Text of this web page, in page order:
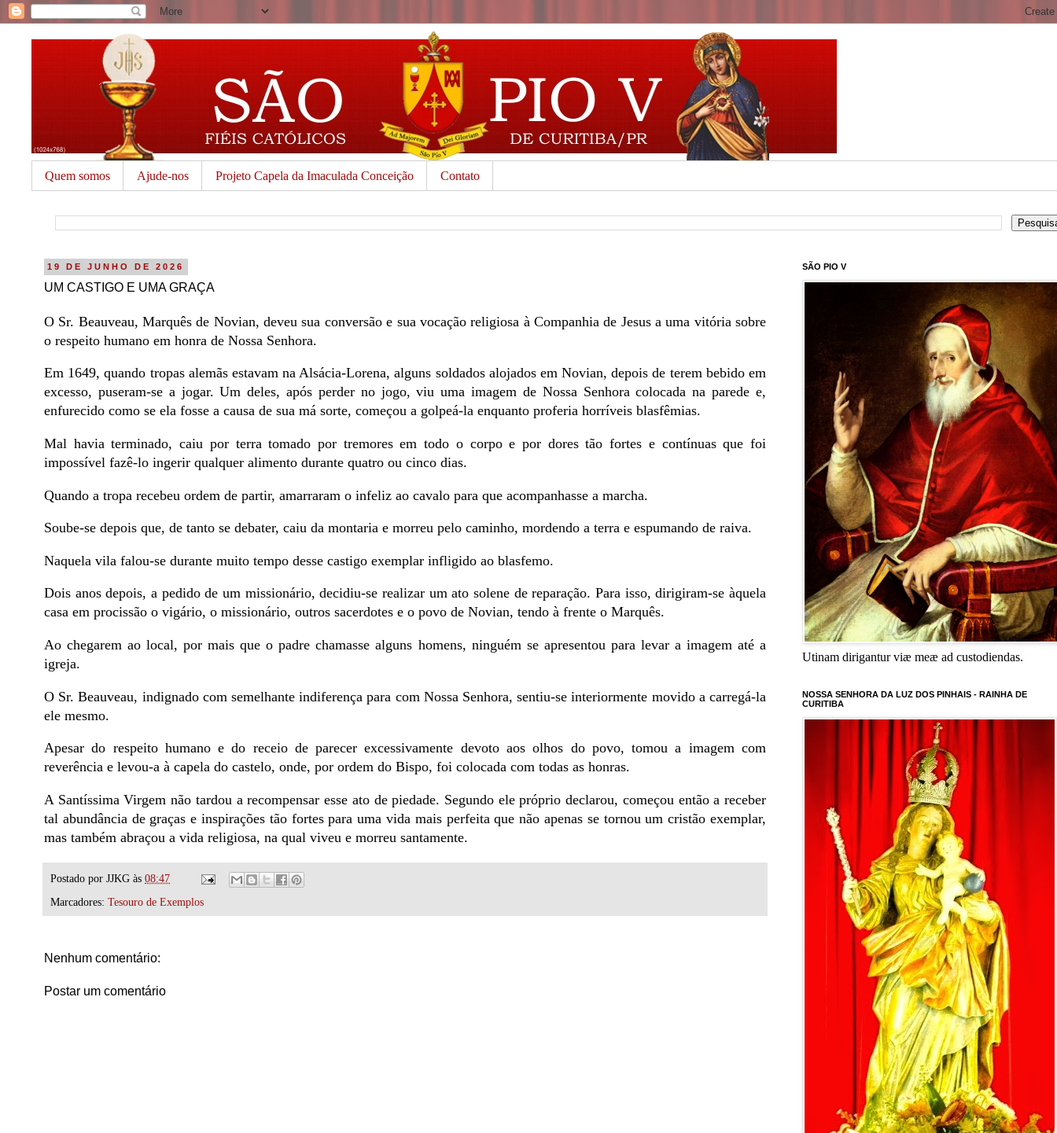
Quem somos Ajude-nos Projeto Capela da Imaculada Conceição Contato
19 DE JUNHO DE 2026
UM CASTIGO E UMA GRAÇA
O Sr. Beauveau, Marquês de Novian, deveu sua conversão e sua vocação religiosa à Companhia de Jesus a uma vitória sobre
o respeito humano em honra de Nossa Senhora.
Em 1649, quando tropas alemãs estavam na Alsácia-Lorena, alguns soldados alojados em Novian, depois de terem bebido em
excesso, puseram-se a jogar. Um deles, após perder no jogo, viu uma imagem de Nossa Senhora colocada na parede e,
enfurecido como se ela fosse a causa de sua má sorte, começou a golpeá-la enquanto proferia horríveis blasfêmias.
Mal havia terminado, caiu por terra tomado por tremores em todo o corpo e por dores tão fortes e contínuas que foi
impossível fazê-lo ingerir qualquer alimento durante quatro ou cinco dias.
Quando a tropa recebeu ordem de partir, amarraram o infeliz ao cavalo para que acompanhasse a marcha.
Soube-se depois que, de tanto se debater, caiu da montaria e morreu pelo caminho, mordendo a terra e espumando de raiva.
Naquela vila falou-se durante muito tempo desse castigo exemplar infligido ao blasfemo.
Dois anos depois, a pedido de um missionário, decidiu-se realizar um ato solene de reparação. Para isso, dirigiram-se àquela
casa em procissão o vigário, o missionário, outros sacerdotes e o povo de Novian, tendo à frente o Marquês.
Ao chegarem ao local, por mais que o padre chamasse alguns homens, ninguém se apresentou para levar a imagem até a
igreja.
O Sr. Beauveau, indignado com semelhante indiferença para com Nossa Senhora, sentiu-se interiormente movido a carregá-la
ele mesmo.
Apesar do respeito humano e do receio de parecer excessivamente devoto aos olhos do povo, tomou a imagem com
reverência e levou-a à capela do castelo, onde, por ordem do Bispo, foi colocada com todas as honras.
A Santíssima Virgem não tardou a recompensar esse ato de piedade. Segundo ele próprio declarou, começou então a receber
tal abundância de graças e inspirações tão fortes para uma vida mais perfeita que não apenas se tornou um cristão exemplar,
mas também abraçou a vida religiosa, na qual viveu e morreu santamente.
Postado por JJKG às 08:47
Marcadores: Tesouro de Exemplos
Nenhum comentário:
Postar um comentário
SÃO PIO V
Utinam dirigantur viæ meæ ad custodiendas.
NOSSA SENHORA DA LUZ DOS PINHAIS - RAINHA DE
CURITIBA